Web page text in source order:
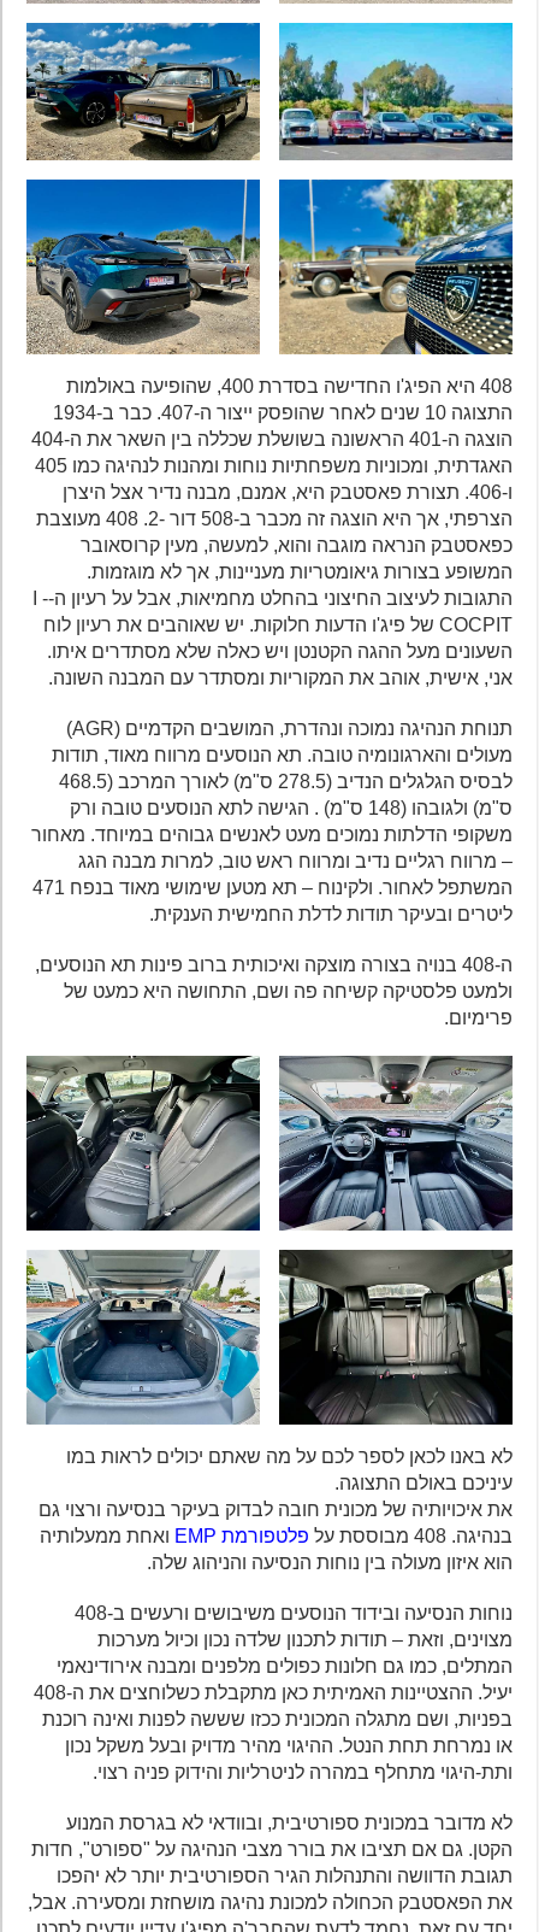
408 היא הפיג'ו החדישה בסדרת 400, שהופיעה באולמות
התצוגה 10 שנים לאחר שהופסק ייצור ה-407. כבר ב-1934
הוצגה ה-401 הראשונה בשושלת שכללה בין השאר את ה-404
האגדתית, ומכוניות משפחתיות נוחות ומהנות לנהיגה כמו 405
ו-406. תצורת פאסטבק היא, אמנם, מבנה נדיר אצל היצרן
הצרפתי, אך היא הוצגה זה מכבר ב-508 דור -2. 408 מעוצבת
כפאסטבק הנראה מוגבה והוא, למעשה, מעין קרוסאובר
המשופע בצורות גיאומטריות מעניינות, אך לא מוגזמות.
התגובות לעיצוב החיצוני בהחלט מחמיאות, אבל על רעיון ה-I -
COCPIT של פיג'ו הדעות חלוקות. יש שאוהבים את רעיון לוח
השעונים מעל ההגה הקטנטן ויש כאלה שלא מסתדרים איתו.
אני, אישית, אוהב את המקוריות ומסתדר עם המבנה השונה.
תנוחת הנהיגה נמוכה ונהדרת, המושבים הקדמיים (AGR)
מעולים והארגונומיה טובה. תא הנוסעים מרווח מאוד, תודות
לבסיס הגלגלים הנדיב (278.5 ס"מ) לאורך המרכב (468.5
ס"מ) ולגובהו (148 ס"מ) . הגישה לתא הנוסעים טובה ורק
משקופי הדלתות נמוכים מעט לאנשים גבוהים במיוחד. מאחור
– מרווח רגליים נדיב ומרווח ראש טוב, למרות מבנה הגג
המשתפל לאחור. ולקינוח – תא מטען שימושי מאוד בנפח 471
ליטרים ובעיקר תודות לדלת החמישית הענקית.
ה-408 בנויה בצורה מוצקה ואיכותית ברוב פינות תא הנוסעים,
ולמעט פלסטיקה קשיחה פה ושם, התחושה היא כמעט של
פרימיום.
לא באנו לכאן לספר לכם על מה שאתם יכולים לראות במו
עיניכם באולם התצוגה.
את איכויותיה של מכונית חובה לבדוק בעיקר בנסיעה ורצוי גם
בנהיגה. 408 מבוססת על
פלטפורמת EMP
ואחת ממעלותיה
הוא איזון מעולה בין נוחות הנסיעה והניהוג שלה.
נוחות הנסיעה ובידוד הנוסעים משיבושים ורעשים ב-408
מצוינים, וזאת – תודות לתכנון שלדה נכון וכיול מערכות
המתלים, כמו גם חלונות כפולים מלפנים ומבנה אירודינאמי
יעיל. ההצטיינות האמיתית כאן מתקבלת כשלוחצים את ה-408
בפניות, ושם מתגלה המכונית ככזו שששה לפנות ואינה רוכנת
או נמרחת תחת הנטל. ההיגוי מהיר מדויק ובעל משקל נכון
ותת-היגוי מתחלף במהרה לניטרליות והידוק פניה רצוי.
לא מדובר במכונית ספורטיבית, ובוודאי לא בגרסת המנוע
הקטן. גם אם תציבו את בורר מצבי הנהיגה על "ספורט", חדות
תגובת הדוושה והתנהלות הגיר הספורטיבית יותר לא יהפכו
את הפאסטבק הכחולה למכונת נהיגה מושחזת ומסעירה. אבל,